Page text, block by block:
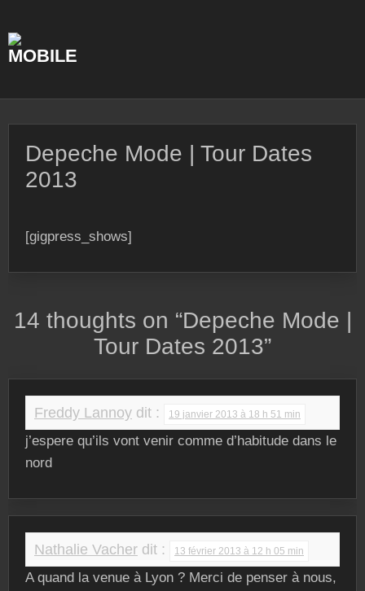
content
Depeche Mode | Tour Dates
2013
[gigpress_shows]
14 thoughts on “Depeche Mode |
Tour Dates 2013”
Freddy Lannoy dit : 19 janvier 2013 à 18 h 51 min
j’espere qu’ils vont venir comme d’habitude dans le
nord
Nathalie Vacher dit : 13 février 2013 à 12 h 05 min
A quand la venue à Lyon ? Merci de penser à nous,